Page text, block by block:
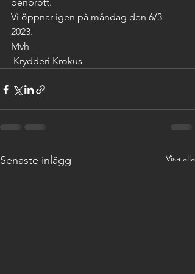
Vi öppnar igen på måndag den 6/3-
2023.
Mvh
Krydderi Krokus
Senaste inlägg Visa alla